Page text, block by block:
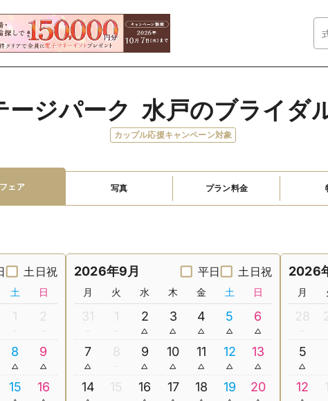
ージパーク  水戸のブライダ
カップル応援キャンペーン対象
フェア 写真 プラン料金
土日祝
土 日
1 2
8 9
15 16
2026年9月 平日 土日祝
月 火 水 木 金 土 日
31 1 2 3 4 5 6
7 8 9 10 11 12 13
14 15 16 17 18 19 20
2026
月
28
5
12